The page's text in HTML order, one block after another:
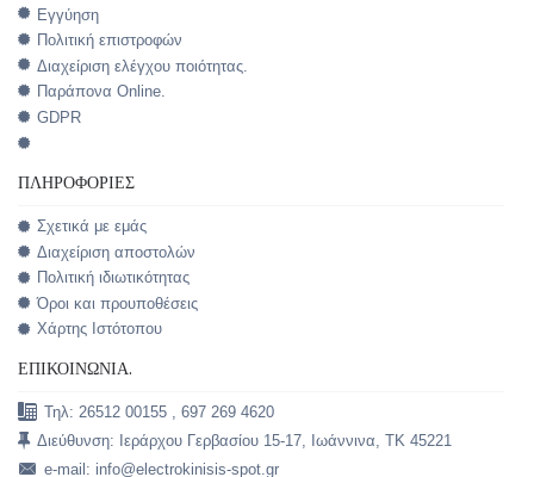
Εγγύηση
Πολιτική επιστροφών
Διαχείριση ελέγχου ποιότητας.
Παράπονα Online.
GDPR
ΠΛΗΡΟΦΟΡΊΕΣ
Σχετικά με εμάς
Διαχείριση αποστολών
Πολιτική ιδιωτικότητας
Όροι και προυποθέσεις
Χάρτης Ιστότοπου
ΕΠΙΚΟΙΝΩΝΊΑ.
Τηλ: 26512 00155 , 697 269 4620
Διεύθυνση: Ιεράρχου Γερβασίου 15-17, Ιωάννινα, TK 45221
e-mail: info@electrokinisis-spot.gr